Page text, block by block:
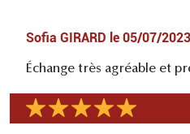
Sofia GIRARD le 05/07/2023
Échange très agréable et